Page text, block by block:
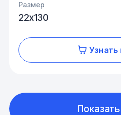
Размер
22х130
Узнать